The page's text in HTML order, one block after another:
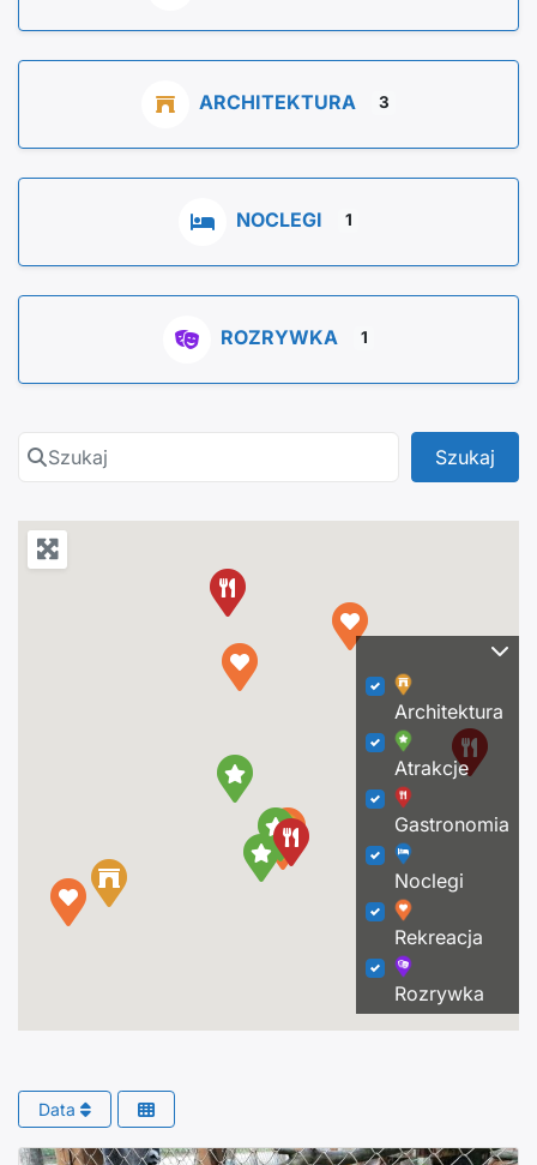
ARCHITEKTURA 3
NOCLEGI 1
ROZRYWKA 1
Szukaj Szukaj
Architektura
Atrakcje
Gastronomia
Noclegi
Rekreacja
Rozrywka
Data